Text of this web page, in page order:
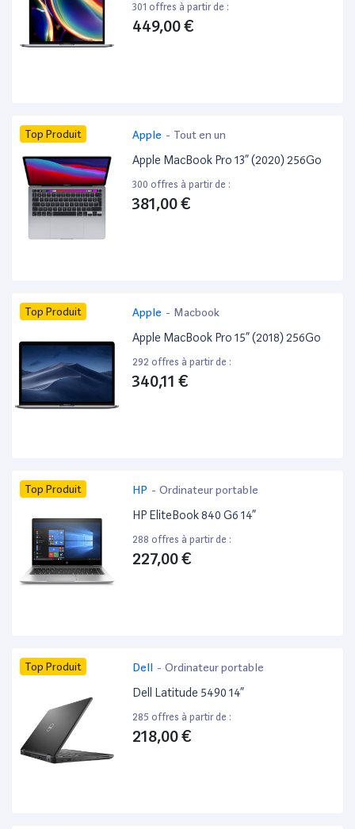
301 offres à partir de :
449,00 €
Top Produit Apple - Tout en un
Apple MacBook Pro 13” (2020) 256Go
300 offres à partir de :
381,00 €
Top Produit Apple - Macbook
Apple MacBook Pro 15” (2018) 256Go
292 offres à partir de :
340,11 €
Top Produit HP - Ordinateur portable
HP EliteBook 840 G6 14”
288 offres à partir de :
227,00 €
Top Produit Dell - Ordinateur portable
Dell Latitude 5490 14”
285 offres à partir de :
218,00 €